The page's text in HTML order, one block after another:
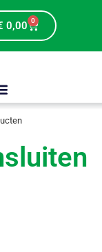
0,00 0